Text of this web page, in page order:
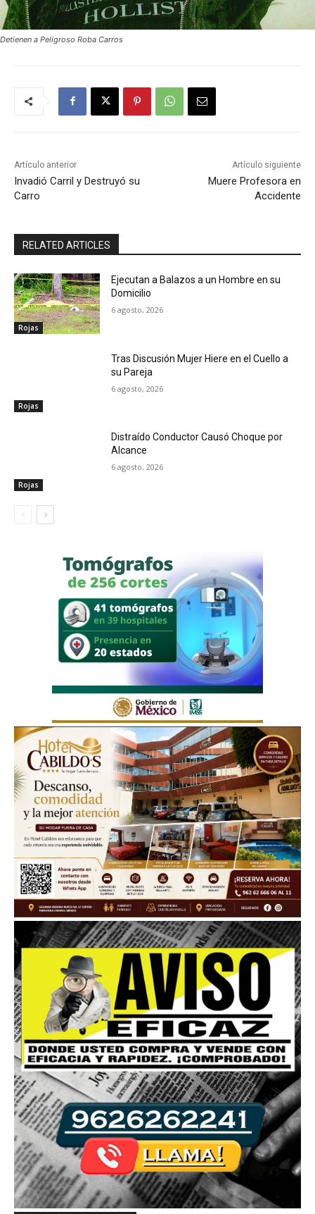
Detienen a Peligroso Roba Carros
Artículo anterior
Invadió Carril y Destruyó su
Carro
Artículo siguiente
Muere Profesora en
Accidente
RELATED ARTICLES
Rojas
Ejecutan a Balazos a un Hombre en su
Domicilio
6 agosto, 2026
Rojas
Tras Discusión Mujer Hiere en el Cuello a
su Pareja
6 agosto, 2026
Rojas
Distraído Conductor Causó Choque por
Alcance
6 agosto, 2026